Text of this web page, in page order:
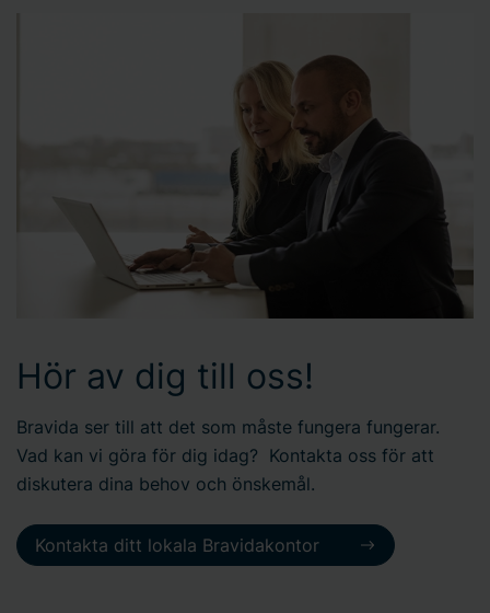
Hör av dig till oss!
Bravida ser till att det som måste fungera fungerar.
Vad kan vi göra för dig idag? Kontakta oss för att
diskutera dina behov och önskemål.
Kontakta ditt lokala Bravidakontor